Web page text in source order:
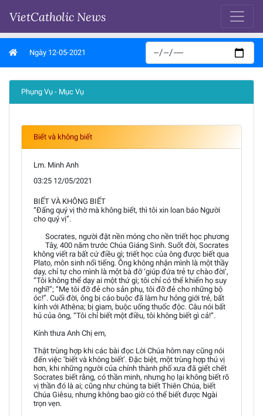
VietCatholic News
Ngày 12-05-2021
Phụng Vụ - Mục Vụ
Biết và không biết
Lm. Minh Anh
03:25 12/05/2021
BIẾT VÀ KHÔNG BIẾT
“Đấng quý vị thờ mà không biết, thì tôi xin loan báo Người
cho quý vị”.
Socrates, người đặt nền móng cho nền triết học phương
Tây, 400 năm trước Chúa Giáng Sinh. Suốt đời, Socrates
không viết ra bất cứ điều gì; triết học của ông được biết qua
Plato, môn sinh nổi tiếng. Ông không nhận mình là một thầy
dạy, chỉ tự cho mình là một bà đỡ ‘giúp đứa trẻ tự chào đời’,
“Tôi không thể dạy ai một thứ gì; tôi chỉ có thể khiến họ suy
nghĩ!”; “Mẹ tôi đỡ đẻ cho sản phụ, tôi đỡ đẻ cho những bộ
óc!”. Cuối đời, ông bị cáo buộc đã làm hư hỏng giới trẻ, bất
kính với Athêna; bị giam, buộc uống thuốc độc. Câu nói bất
hủ của ông, “Tôi chỉ biết một điều, tôi không biết gì cả!”.
Kính thưa Anh Chị em,
Thật trùng hợp khi các bài đọc Lời Chúa hôm nay cũng nói
đến việc ‘biết và không biết’. Đặc biệt, một trùng hợp thú vị
hơn, khi những người của chính thành phố xưa đã giết chết
Socrates biết rằng, có thần minh, nhưng họ lại không biết rõ
vị thần đó là ai; cũng như chúng ta biết Thiên Chúa, biết
Chúa Giêsu, nhưng không bao giờ có thể biết được Ngài
trọn vẹn.